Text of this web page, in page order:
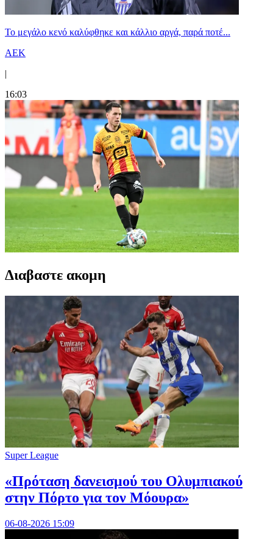
Το μεγάλο κενό καλύφθηκε και κάλλιο αργά, παρά ποτέ...
ΑΕΚ
|
16:03
Διαβαστε ακομη
Super League
«Πρόταση δανεισμού του Ολυμπιακού
στην Πόρτο για τον Μόουρα»
06-08-2026 15:09